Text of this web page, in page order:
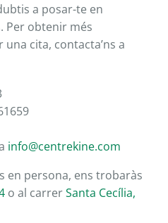
a posar-te en
Per obtenir més
cita, contacta’ns a
info@centrekine.com
en persona, ens trobaràs
o al carrerSanta Cecília,